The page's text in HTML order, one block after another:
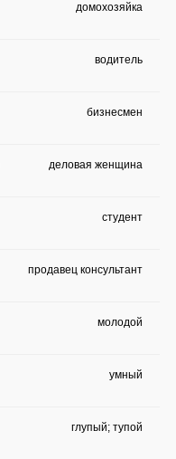
домохозяйка
водитель
бизнесмен
деловая женщина
студент
продавец консультант
молодой
умный
глупый; тупой